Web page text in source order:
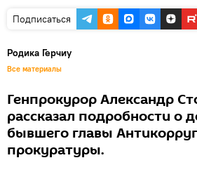
Подписаться
Родика Герчиу
Все материалы
Генпрокурор Александр
рассказал подробности о
бывшего главы
прокуратуры.